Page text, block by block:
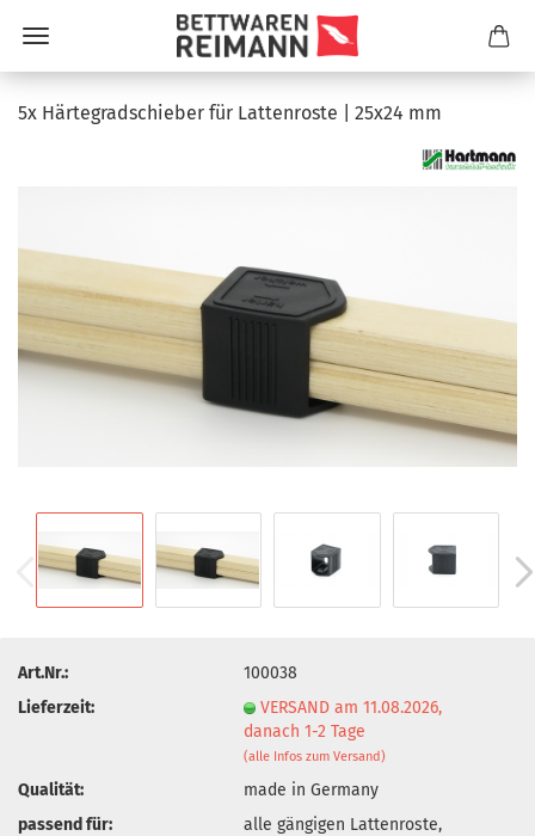
5x Här­te­grad­schie­ber für Lat­ten­ros­te | 25x24 mm
Art.Nr.:
100038
Lieferzeit:
VERSAND am 11.08.2026,
danach 1-2 Tage
(alle Infos zum Versand)
Qualität:
made in Germany
passend für:
alle gängigen Lattenroste,